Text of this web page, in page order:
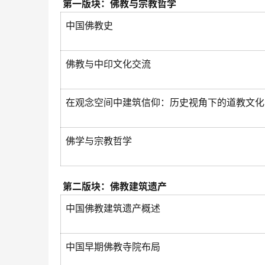
第一版块：佛教与宗教哲学
中国佛教史
佛教与中印文化交流
在观念空间中建筑信仰：历史视角下的道教文
佛学与宗教哲学
第二版块：佛教建筑遗产
中国佛教建筑遗产概述
中国早期佛教寺院布局